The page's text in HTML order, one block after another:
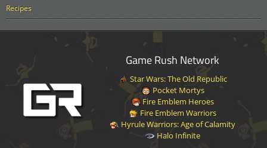
Recipes
Game Rush Network
Star Wars: The Old Republic
Pocket Mortys
Fire Emblem Heroes
Fire Emblem Warriors
Hyrule Warriors: Age of Calamity
Halo Infinite